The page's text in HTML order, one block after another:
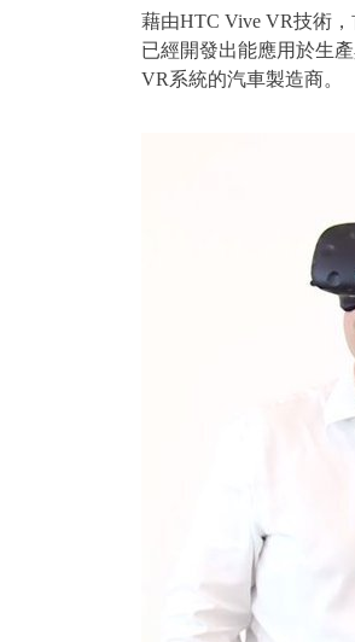
藉由HTC Vive VR技術
已經開發出能應用於生
VR系統的汽車製造商。